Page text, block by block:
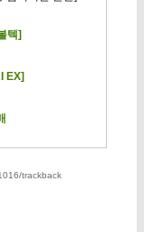
텍]
EX]
trackback